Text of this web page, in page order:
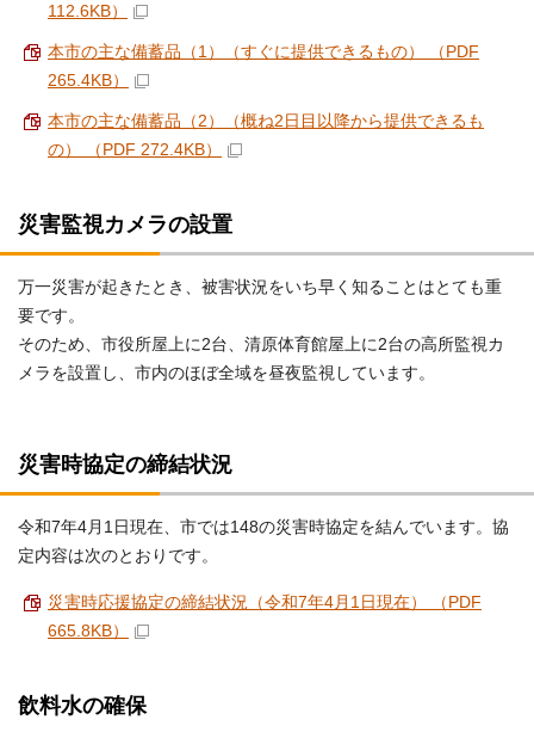
112.6KB）
本市の主な備蓄品（1）（すぐに提供できるもの） （PDF
265.4KB）
本市の主な備蓄品（2）（概ね2日目以降から提供できるも
の） （PDF 272.4KB）
災害監視カメラの設置
万一災害が起きたとき、被害状況をいち早く知ることはとても重
要です。
そのため、市役所屋上に2台、清原体育館屋上に2台の高所監視カ
メラを設置し、市内のほぼ全域を昼夜監視しています。
災害時協定の締結状況
令和7年4月1日現在、市では148の災害時協定を結んでいます。協
定内容は次のとおりです。
災害時応援協定の締結状況（令和7年4月1日現在） （PDF
665.8KB）
飲料水の確保